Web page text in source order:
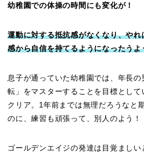
幼稚園での体操の時間にも変化が！
運動に対する抵抗感がなくなり、や
感から自信を持てるようになったうよ
息子が通っていた幼稚園では、年長の
転」をマスターすることを目標として
クリア。1年前までは無理だろうなと
のに、練習も頑張って、別人のよう！
ゴールデンエイジの発達は目覚ましい